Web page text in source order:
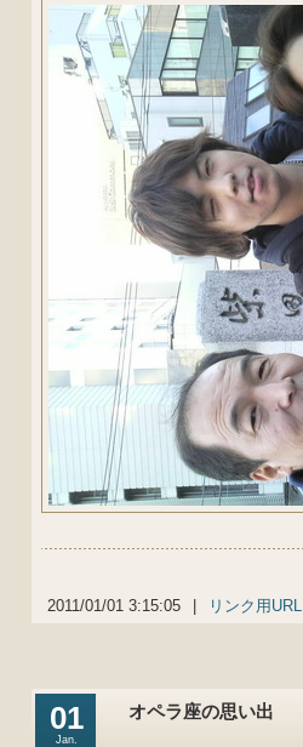
2011/01/01 3:15:05 リンク用URL
01
Jan.
オペラ座の思い出